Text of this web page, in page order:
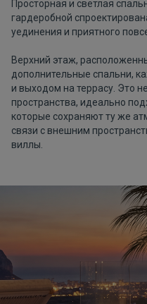
Просторная и светлая
гардеробной
уединения и приятного
Верхний этаж,
дополнительные спальни,
и выходом на террасу. Это
пространства, идеально
которые сохраняют ту же
связи с внешним
виллы.